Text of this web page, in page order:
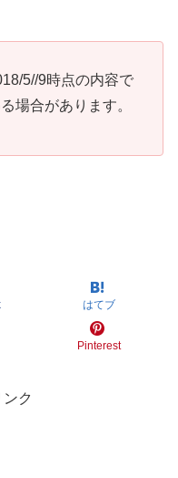
5//9時点の内容で
場合があります。
はてブ
Pinterest
ク